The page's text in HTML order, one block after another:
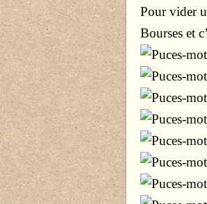
Pour vider
Bourses et